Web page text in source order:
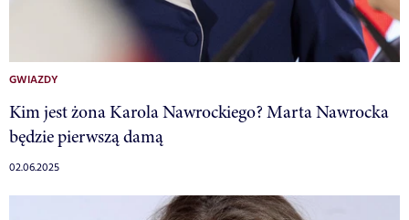
GWIAZDY
Kim jest żona Karola Nawrockiego? Marta Nawrocka
będzie pierwszą damą
02.06.2025